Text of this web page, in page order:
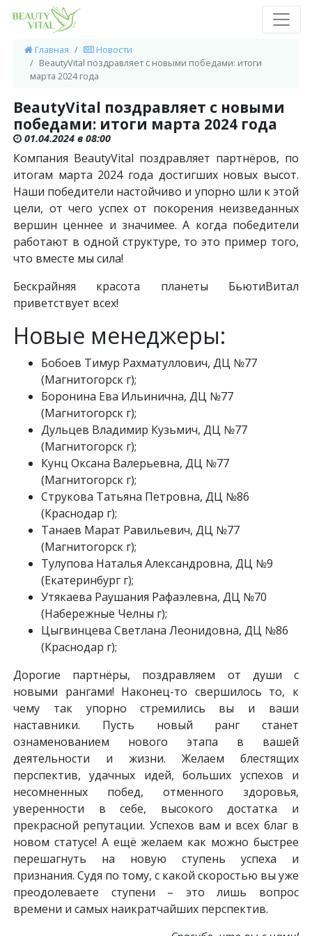
Главная
Новости
BeautyVital поздравляет с новыми победами: итоги
марта 2024 года
BeautyVital поздравляет с новыми
победами: итоги марта 2024 года
01.04.2024 в 08:00
Компания BeautyVital поздравляет партнёров, по
итогам марта 2024 года достигших новых высот.
Наши победители настойчиво и упорно шли к этой
цели, от чего успех от покорения неизведанных
вершин ценнее и значимее. А когда победители
работают в одной структуре, то это пример того,
что вместе мы сила!
Бескрайняя красота планеты БьютиВитал
приветствует всех!
Новые менеджеры:
Бобоев Тимур Рахматуллович, ДЦ №77
(Магнитогорск г);
Боронина Ева Ильинична, ДЦ №77
(Магнитогорск г);
Дульцев Владимир Кузьмич, ДЦ №77
(Магнитогорск г);
Кунц Оксана Валерьевна, ДЦ №77
(Магнитогорск г);
Струкова Татьяна Петровна, ДЦ №86
(Краснодар г);
Танаев Марат Равильевич, ДЦ №77
(Магнитогорск г);
Тулупова Наталья Александровна, ДЦ №9
(Екатеринбург г);
Утякаева Раушания Рафаэлевна, ДЦ №70
(Набережные Челны г);
Цыгвинцева Светлана Леонидовна, ДЦ №86
(Краснодар г);
Дорогие партнёры, поздравляем от души с
новыми рангами! Наконец-то свершилось то, к
чему так упорно стремились вы и ваши
наставники. Пусть новый ранг станет
ознаменованием нового этапа в вашей
деятельности и жизни. Желаем блестящих
перспектив, удачных идей, больших успехов и
несомненных побед, отменного здоровья,
уверенности в себе, высокого достатка и
прекрасной репутации. Успехов вам и всех благ в
новом статусе! А ещё желаем как можно быстрее
перешагнуть на новую ступень успеха и
признания. Судя по тому, с какой скоростью вы уже
преодолеваете ступени – это лишь вопрос
времени и самых наикратчайших перспектив.